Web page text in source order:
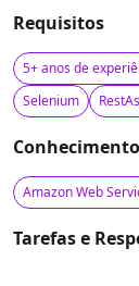
Requisitos
5+ anos de
Selenium
Amazon Web
Tarefas e